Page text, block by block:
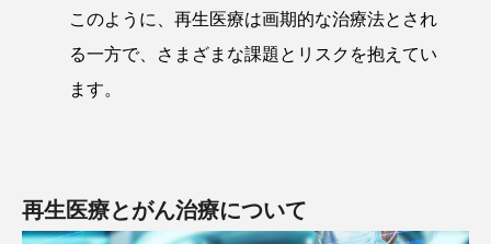
このように、再生医療は画期的な治療法とされ
る一方で、さまざまな課題とリスクを抱えてい
ます。
再生医療とがん治療について